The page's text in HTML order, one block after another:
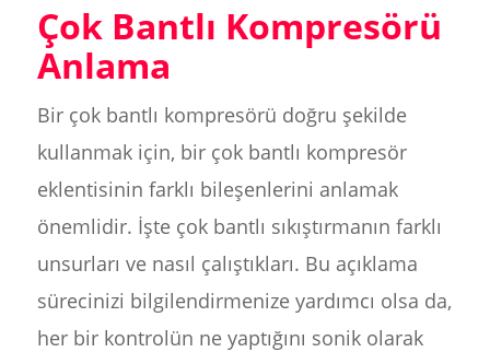
Çok Bantlı Kompresörü
Anlama
Bir çok bantlı kompresörü doğru şekilde
kullanmak için, bir çok bantlı kompresör
eklentisinin farklı bileşenlerini anlamak
önemlidir. İşte çok bantlı sıkıştırmanın farklı
unsurları ve nasıl çalıştıkları. Bu açıklama
sürecinizi bilgilendirmenize yardımcı olsa da,
her bir kontrolün ne yaptığını sonik olarak